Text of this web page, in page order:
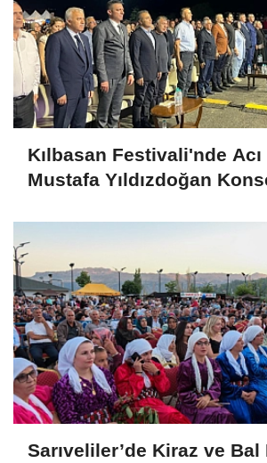
Kılbasan Festivali'nde Acı
Mustafa Yıldızdoğan
Sarıveliler’de Kiraz ve